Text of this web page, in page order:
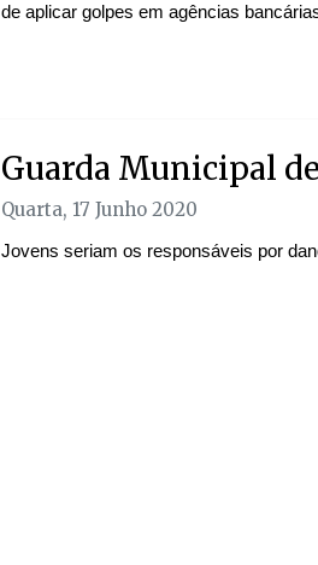
de aplicar golpes em agências
Guarda Municipal
Quarta, 17 Junho 2020
Jovens seriam os responsáveis por